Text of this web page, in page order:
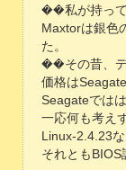
��私が持って
Maxtorは銀色
た。
��その昔、デ
価格は
Seagateでは
一応何も考え
Linux-2.4.23
それともBIOS